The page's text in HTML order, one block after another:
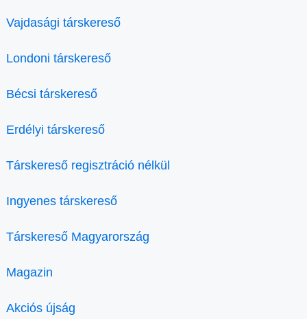
Vajdasági társkereső
Londoni társkereső
Bécsi társkereső
Erdélyi társkereső
Társkereső regisztráció nélkül
Ingyenes társkereső
Társkereső Magyarország
Magazin
Akciós újság